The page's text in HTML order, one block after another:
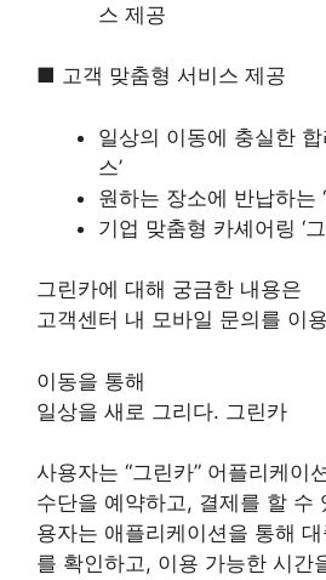
스 제공
■ 고객 맞춤형 서비스 제공
일상의 이동에 충실한 합
스’
원하는 장소에 반납하는
기업 맞춤형 카셰어링 ‘
그린카에 대해 궁금한 내용은
고객센터 내 모바일 문의를 이
이동을 통해
일상을 새로 그리다. 그린카
사용자는 “그린카” 어플리케이
수단을 예약하고, 결제를 할 수
용자는 애플리케이션을 통해
를 확인하고, 이용 가능한 시간